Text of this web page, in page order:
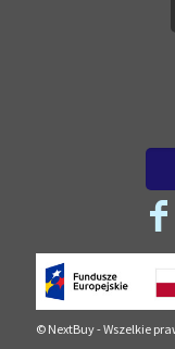
© NextBuy - Wszelkie